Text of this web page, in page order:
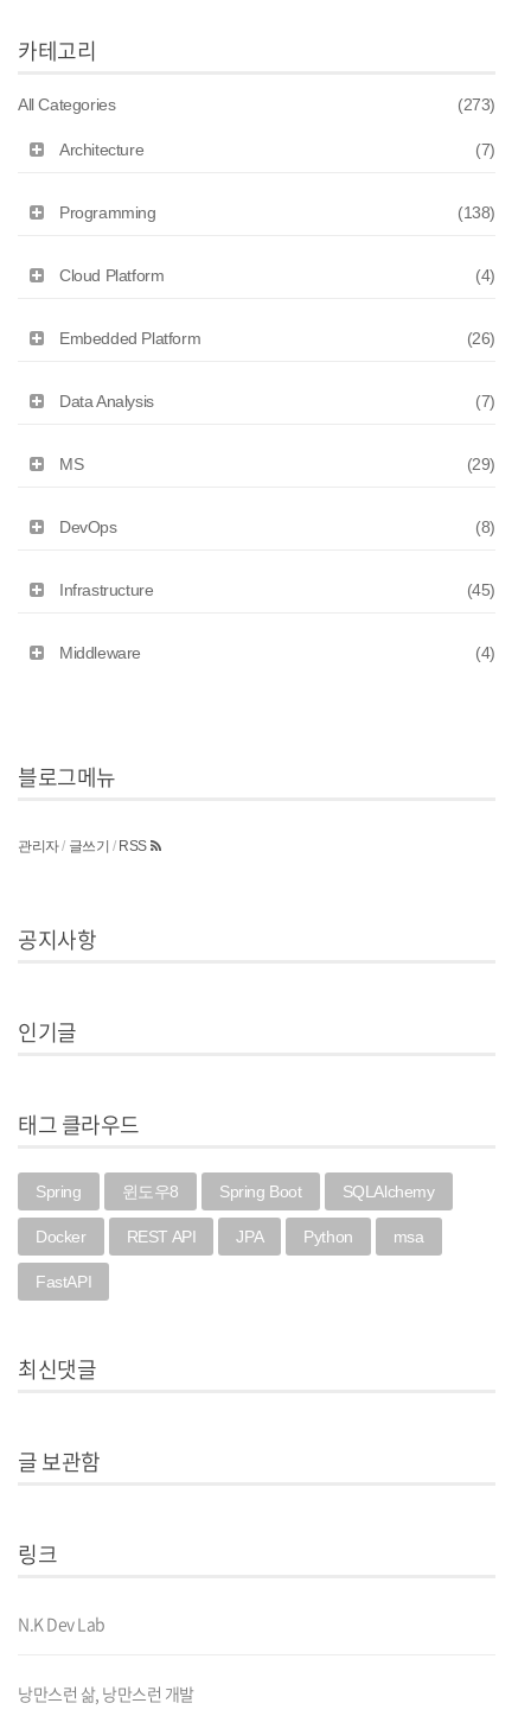
카테고리
All Categories (273)
Architecture (7)
Programming (138)
Cloud Platform (4)
Embedded Platform (26)
Data Analysis (7)
MS (29)
DevOps (8)
Infrastructure (45)
Middleware (4)
블로그메뉴
관리자/ 글쓰기 / RSS
공지사항
인기글
태그 클라우드
Spring 윈도우8 Spring Boot SQLAlchemy
Docker REST API JPA Python msa
FastAPI
최신댓글
글 보관함
링크
N.K Dev Lab
낭만스런 삶, 낭만스런 개발